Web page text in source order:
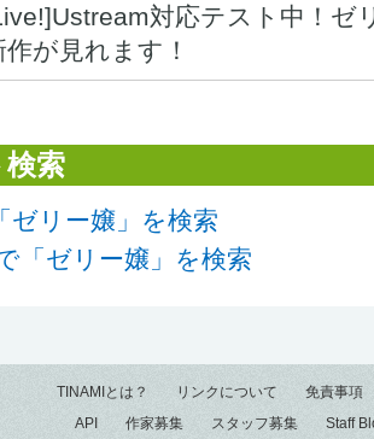
対応テスト中！ゼ
作が見れます！
索
ゼリー嬢」を検索
「ゼリー嬢」を検索
TINAMIとは？ リンクについて
免責事項
API
作家募集 スタッフ募集 Staff